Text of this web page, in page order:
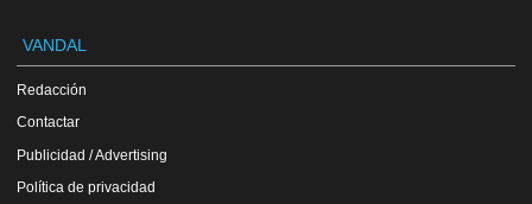
VANDAL
Redacción
Contactar
Publicidad / Advertising
Política de privacidad